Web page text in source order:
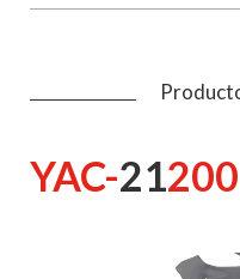
YAC-21200